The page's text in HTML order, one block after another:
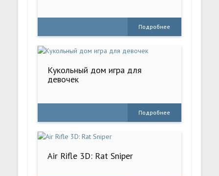
Подробнее
Кукольный дом игра для
девочек
Подробнее
Air Rifle 3D: Rat Sniper